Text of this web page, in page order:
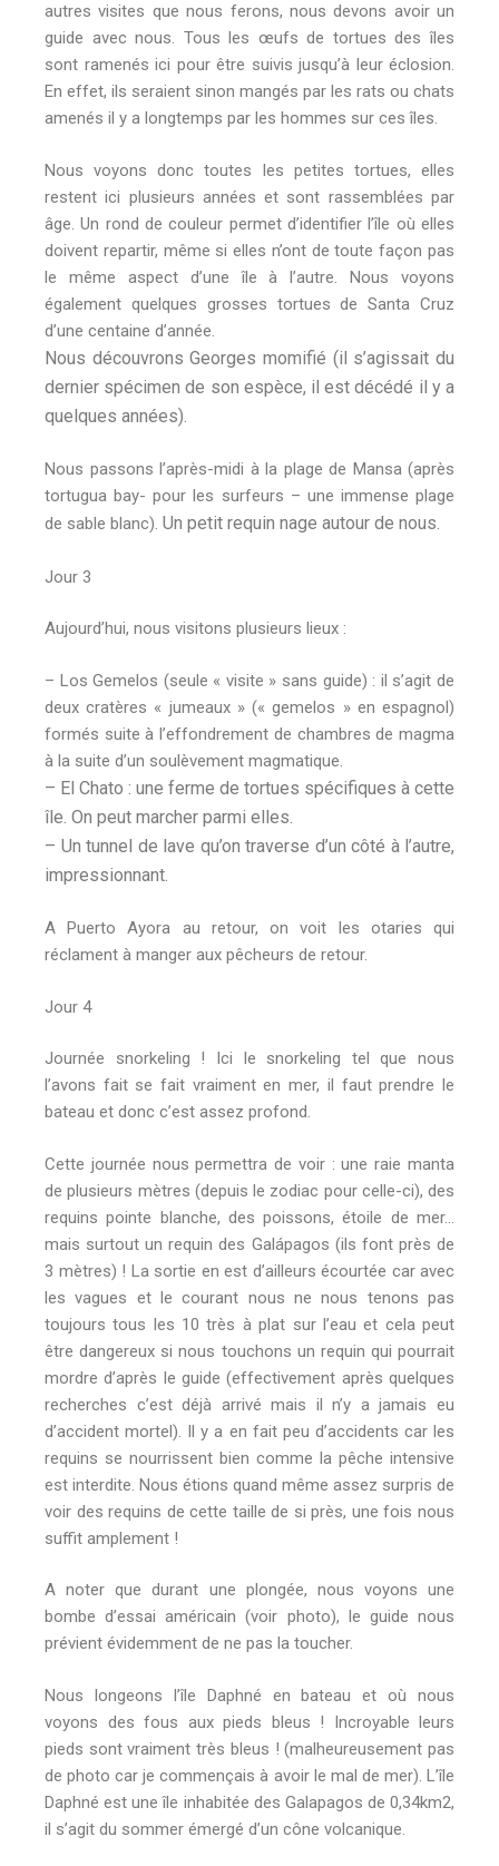
autres visites que nous ferons, nous devons avoir un
guide avec nous. Tous les œufs de tortues des îles
sont ramenés ici pour être suivis jusqu’à leur éclosion.
En effet, ils seraient sinon mangés par les rats ou chats
amenés il y a longtemps par les hommes sur ces îles.
Nous voyons donc toutes les petites tortues, elles
restent ici plusieurs années et sont rassemblées par
âge. Un rond de couleur permet d’identifier l’île où elles
doivent repartir, même si elles n’ont de toute façon pas
le même aspect d’une île à l’autre. Nous voyons
également quelques grosses tortues de Santa Cruz
d’une centaine d’année.
Nous découvrons Georges momifié (il s’agissait du
dernier spécimen de son espèce, il est décédé il y a
quelques années).
Nous passons l’après-midi à la plage de Mansa (après
tortugua bay- pour les surfeurs – une immense plage
de sable blanc). Un petit requin nage autour de nous.
Jour 3
Aujourd’hui, nous visitons plusieurs lieux :
– Los Gemelos (seule « visite » sans guide) : il s’agit de
deux cratères « jumeaux » (« gemelos » en espagnol)
formés suite à l’effondrement de chambres de magma
à la suite d’un soulèvement magmatique.
– El Chato : une ferme de tortues spécifiques à cette
île. On peut marcher parmi elles.
– Un tunnel de lave qu’on traverse d’un côté à l’autre,
impressionnant.
A Puerto Ayora au retour, on voit les otaries qui
réclament à manger aux pêcheurs de retour.
Jour 4
Journée snorkeling ! Ici le snorkeling tel que nous
l’avons fait se fait vraiment en mer, il faut prendre le
bateau et donc c’est assez profond.
Cette journée nous permettra de voir : une raie manta
de plusieurs mètres (depuis le zodiac pour celle-ci), des
requins pointe blanche, des poissons, étoile de mer…
mais surtout un requin des Galápagos (ils font près de
3 mètres) ! La sortie en est d’ailleurs écourtée car avec
les vagues et le courant nous ne nous tenons pas
toujours tous les 10 très à plat sur l’eau et cela peut
être dangereux si nous touchons un requin qui pourrait
mordre d’après le guide (effectivement après quelques
recherches c’est déjà arrivé mais il n’y a jamais eu
d’accident mortel). Il y a en fait peu d’accidents car les
requins se nourrissent bien comme la pêche intensive
est interdite. Nous étions quand même assez surpris de
voir des requins de cette taille de si près, une fois nous
suffit amplement !
A noter que durant une plongée, nous voyons une
bombe d’essai américain (voir photo), le guide nous
prévient évidemment de ne pas la toucher.
Nous longeons l’île Daphné en bateau et où nous
voyons des fous aux pieds bleus ! Incroyable leurs
pieds sont vraiment très bleus ! (malheureusement pas
de photo car je commençais à avoir le mal de mer). L’île
Daphné est une île inhabitée des Galapagos de 0,34km2,
il s’agit du sommer émergé d’un cône volcanique.